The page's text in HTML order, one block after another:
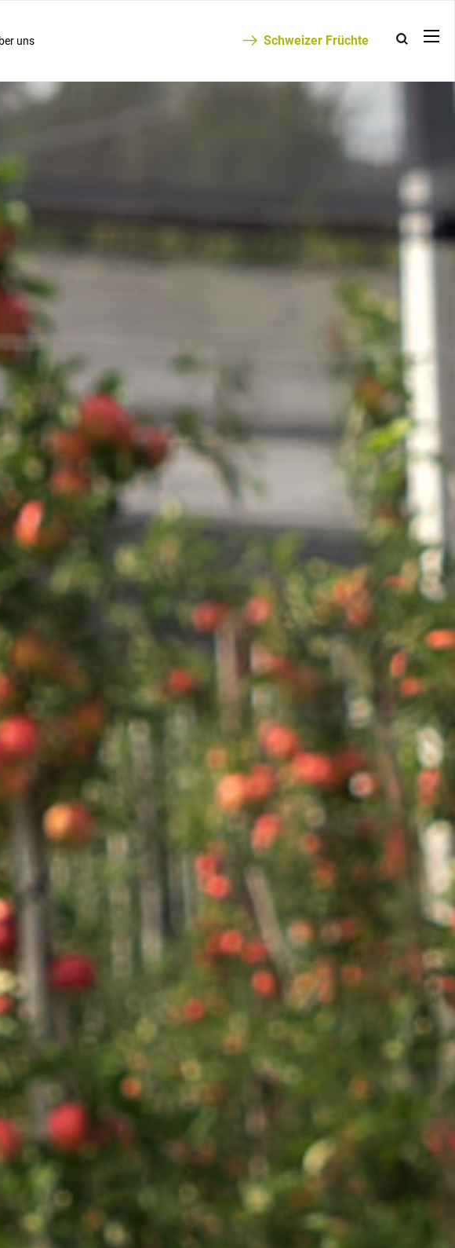
uns Schweizer Früchte